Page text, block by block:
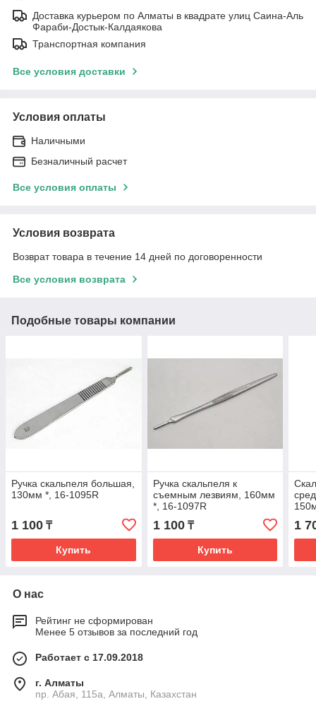
Доставка курьером по Алматы в квадрате улиц Саина-Аль
Фараби-Достык-Калдаякова
Транспортная компания
Все условия доставки
Условия оплаты
Наличными
Безналичный расчет
Все условия оплаты
Условия возврата
Возврат товара в течение 14 дней по договоренности
Все условия возврата
Подобные товары компании
Ручка скальпеля большая,
130мм *, 16-1095R
1 100 ₸
Купить
Ручка скальпеля к
съемным лезвиям, 160мм
*, 16-1097R
1 100₸
Купить
1
О нас
Рейтинг не сформирован
Менее 5 отзывов за последний год
Работает с 17.09.2018
г. Алматы
пр. Абая, 115а, Алматы, Казахстан